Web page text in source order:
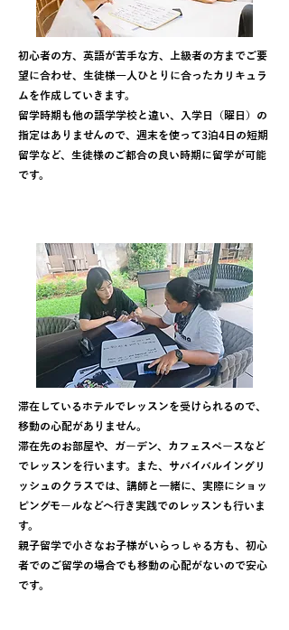
初心者の方、英語が苦手な方、上級者の方までご要
望に合わせ、生徒様一人ひとりに合ったカリキュラ
ムを作成していきます。
留学時期も他の語学学校と違い、入学日（曜日）の
指定はありませんので、週末を使って3泊4日の短期
留学など、生徒様のご都合の良い時期に留学が可能
です。
滞在しているホテルでレッスンを受けられるので、
移動の心配がありません。
滞在先のお部屋や、ガーデン、カフェスペースなど
でレッスンを行います。また、サバイバルイングリ
ッシュのクラスでは、講師と一緒に、実際にショッ
ピングモールなどへ行き実践でのレッスンも行いま
す。
親子留学で小さなお子様がいらっしゃる方も、初心
者でのご留学の場合でも移動の心配がないので安心
です。